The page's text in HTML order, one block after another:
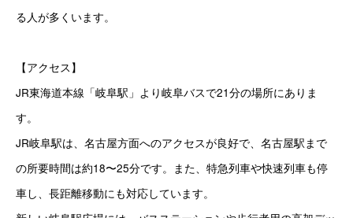
る人が多くいます。
【アクセス】
JR東海道本線「岐阜駅」より岐阜バスで21分の場所にありま
す。
JR岐阜駅は、名古屋方面へのアクセスが良好で、名古屋駅まで
の所要時間は約18〜25分です。また、特急列車や快速列車も停
車し、長距離移動にも対応しています。